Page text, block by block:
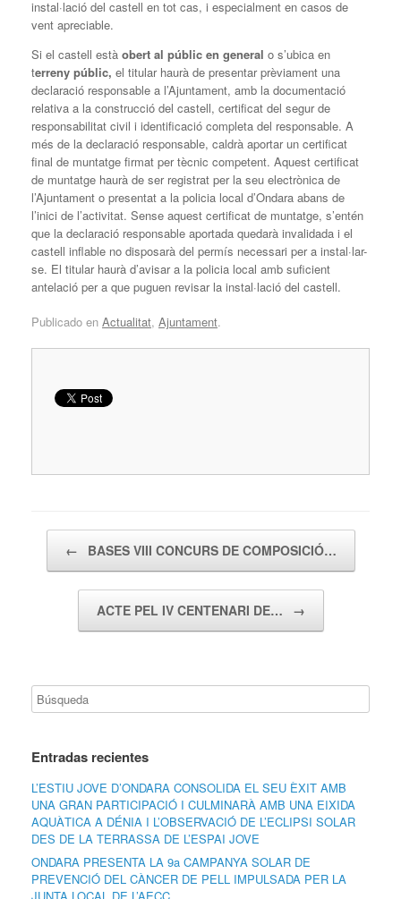
instal·lació del castell en tot cas, i especialment en casos de
vent apreciable.
Si el castell està obert al públic en general o s’ubica en
terreny públic, el titular haurà de presentar prèviament una
declaració responsable a l’Ajuntament, amb la documentació
relativa a la construcció del castell, certificat del segur de
responsabilitat civil i identificació completa del responsable. A
més de la declaració responsable, caldrà aportar un certificat
final de muntatge firmat per tècnic competent. Aquest certificat
de muntatge haurà de ser registrat per la seu electrònica de
l’Ajuntament o presentat a la policia local d’Ondara abans de
l’inici de l’activitat. Sense aquest certificat de muntatge, s’entén
que la declaració responsable aportada quedarà invalidada i el
castell inflable no disposarà del permís necessari per a instal·lar-
se. El titular haurà d’avisar a la policia local amb suficient
antelació per a que puguen revisar la instal·lació del castell.
Publicado en Actualitat, Ajuntament.
← BASES VIII CONCURS DE COMPOSICIÓ…
ACTE PEL IV CENTENARI DE… →
Entradas recientes
L’ESTIU JOVE D’ONDARA CONSOLIDA EL SEU ÈXIT AMB
UNA GRAN PARTICIPACIÓ I CULMINARÀ AMB UNA EIXIDA
AQUÀTICA A DÉNIA I L’OBSERVACIÓ DE L’ECLIPSI SOLAR
DES DE LA TERRASSA DE L’ESPAI JOVE
ONDARA PRESENTA LA 9a CAMPANYA SOLAR DE
PREVENCIÓ DEL CÀNCER DE PELL IMPULSADA PER LA